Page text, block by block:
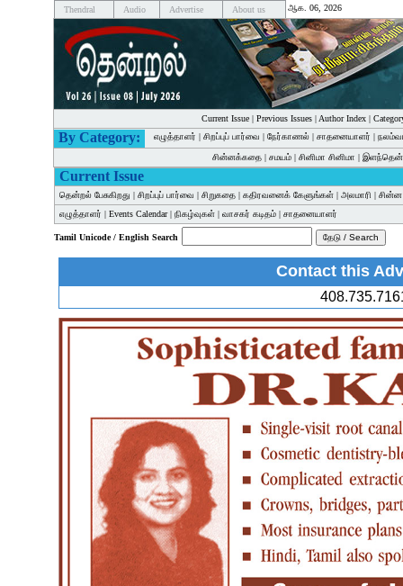
Thendral Audio Advertise About us ஆக. 06, 2026
Current Issue| Previous Issues| Author Index|
By Category: எழுத்தாளர் | சிறப்புப் பார்வை | நேர்காணல் | சாதனையாளர் |
சின்னக்கதை | சமயம் | சினிமா சினிமா |
Current Issue
தென்றல் பேசுகிறது | சிறப்புப் பார்வை | சிறுகதை | கதிரவனைக் கேளுங்கள் | அலமாரி |
எழுத்தாளர் | Events Calendar| நிகழ்வுகள் | வாசகர் கடிதம் | சாதனையாளர்
Tamil Unicode / English Search
Contact this